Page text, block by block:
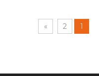
1
2
»